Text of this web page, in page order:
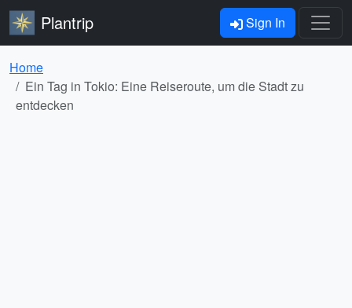
Plantrip Sign In
Home
Ein Tag in Tokio: Eine Reiseroute, um die Stadt zu
entdecken